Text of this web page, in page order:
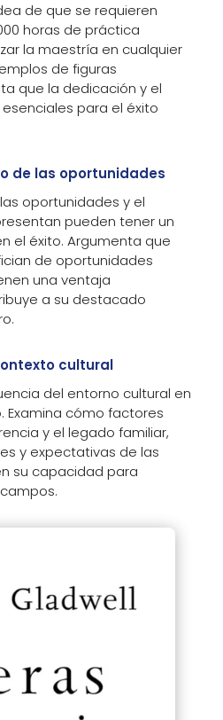
de que se requieren
horas de práctica
la maestría en cualquier
de figuras
que la dedicación y el
para el éxito
de las oportunidades
oportunidades y el
pueden tener un
el éxito. Argumenta que
de oportunidades
una ventaja
a su destacado
cultural
del entorno cultural en
Examina cómo factores
y el legado familiar,
y expectativas de las
su capacidad para